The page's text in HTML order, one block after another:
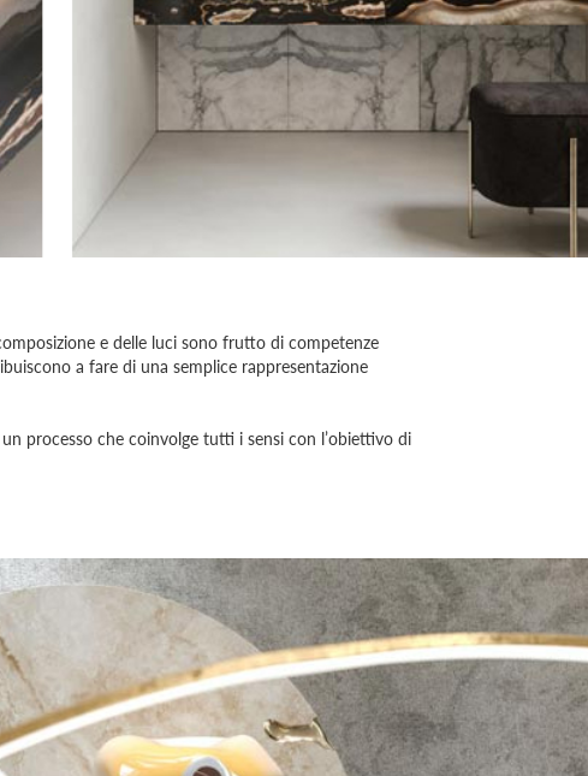
e delle luci sono frutto di competenze
a fare di una semplice rappresentazione
processo che coinvolge tutti i sensi con l’obiettivo di